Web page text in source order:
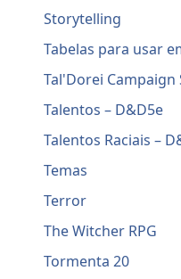
Storytelling
Tabelas para usar
Tal'Dorei
Talentos – D&D5e
Talentos Raciais –
Temas
Terror
The Witcher RPG
Tormenta 20